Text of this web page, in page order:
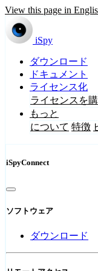
View this page in
iSpy
ダウンロード
ドキュメント
ライセンス化
ライセンスを
もっと
について 特徴
iSpyConnect
ソフトウェア
ダウンロード